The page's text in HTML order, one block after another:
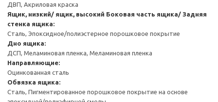
ДВП, Акриловая краска
Ящик, низкий/ ящик, высокий Боковая часть ящика/ Задняя
стенка ящика:
Сталь, Эпоксидное/полиэстерное порошковое покрытие
Дно ящика:
ДСП, Меламиновая пленка, Меламиновая пленка
Направляющие:
Оцинкованная сталь
Обвязка ящика:
Сталь, Пигментированное порошковое покрытие на основе